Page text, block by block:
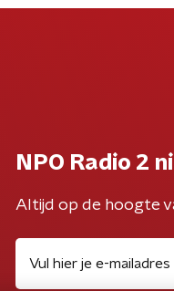
NPO Radio 2
Altijd op de hoogte